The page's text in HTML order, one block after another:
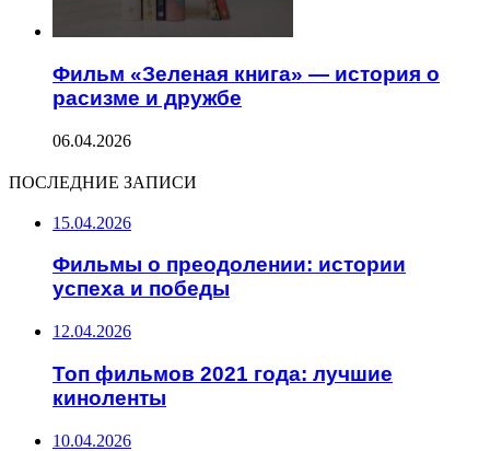
Фильм «Зеленая книга» — история о
расизме и дружбе
06.04.2026
ПОСЛЕДНИЕ ЗАПИСИ
15.04.2026
Фильмы о преодолении: истории
успеха и победы
12.04.2026
Топ фильмов 2021 года: лучшие
киноленты
10.04.2026